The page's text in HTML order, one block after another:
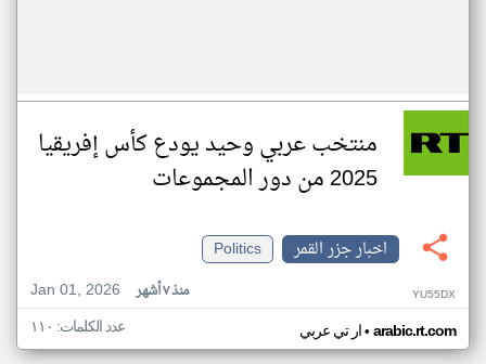
منتخب عربي وحيد يودع كأس إفريقيا
2025 من دور المجموعات
اخبار جزر القمر
Politics
Jan 01, 2026
منذ ٧ أشهر YU55DX
ار تي عربي• arabic.rt.com عدد الكلمات: ١١٠